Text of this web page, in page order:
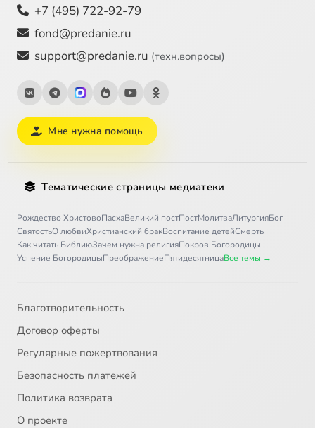
+7 (495) 722-92-79
fond@predanie.ru
support@predanie.ru (техн.вопросы)
Мне нужна помощь
Тематические страницы медиатеки
Рождество ХристовоПасхаВеликий постПостМолитваЛитургияБог
СвятостьО любвиХристианский бракВоспитание детейСмерть
Как читать БиблиюЗачем нужна религияПокров Богородицы
Успение БогородицыПреображениеПятидесятницаВсе темы →
Благотворительность
Договор оферты
Регулярные пожертвования
Безопасность платежей
Политика возврата
О проекте